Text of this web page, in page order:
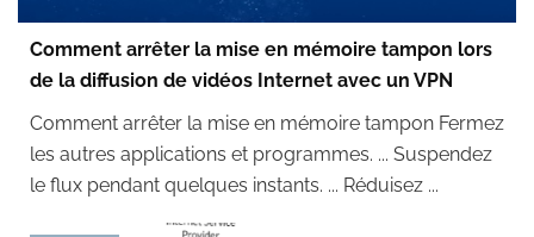
Comment arrêter la mise en mémoire tampon lors
de la diffusion de vidéos Internet avec un VPN
Comment arrêter la mise en mémoire tampon Fermez
les autres applications et programmes. ... Suspendez
le flux pendant quelques instants. ... Réduisez ...